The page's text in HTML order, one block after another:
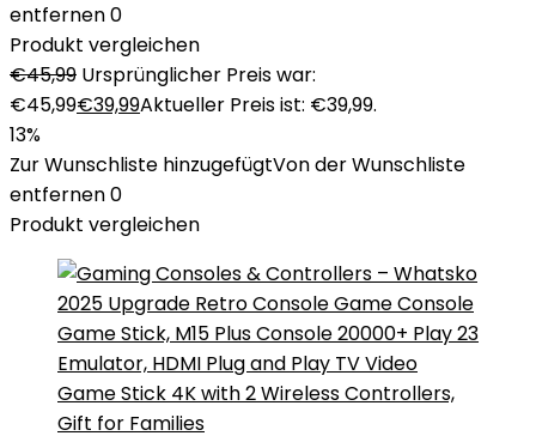
entfernen0
Produkt vergleichen
€45,99 Ursprünglicher Preis war:
€45,99€39,99Aktueller Preis ist: €39,99.
13%
Zur Wunschliste hinzugefügtVon der Wunschliste
entfernen0
Produkt vergleichen